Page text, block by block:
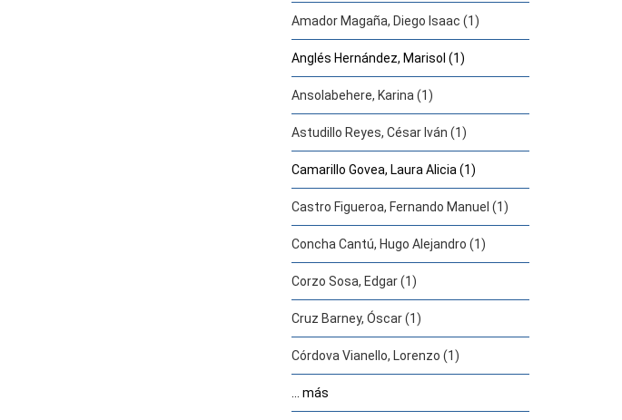
Amador Magaña, Diego Isaac (1)
Anglés Hernández, Marisol (1)
Ansolabehere, Karina (1)
Astudillo Reyes, César Iván (1)
Camarillo Govea, Laura Alicia (1)
Castro Figueroa, Fernando Manuel (1)
Concha Cantú, Hugo Alejandro (1)
Corzo Sosa, Edgar (1)
Cruz Barney, Óscar (1)
Córdova Vianello, Lorenzo (1)
... más